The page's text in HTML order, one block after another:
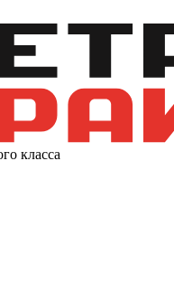
класса